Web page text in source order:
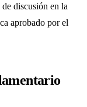
discusión en la
aprobado por el